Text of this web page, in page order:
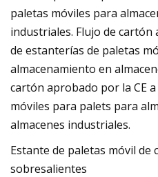
paletas móviles para
industriales. Flujo de cartón
de estanterías de paletas
almacenamiento en
cartón aprobado por la CE
móviles para palets para
almacenes industriales.
Estante de paletas móvil de
sobresalientes